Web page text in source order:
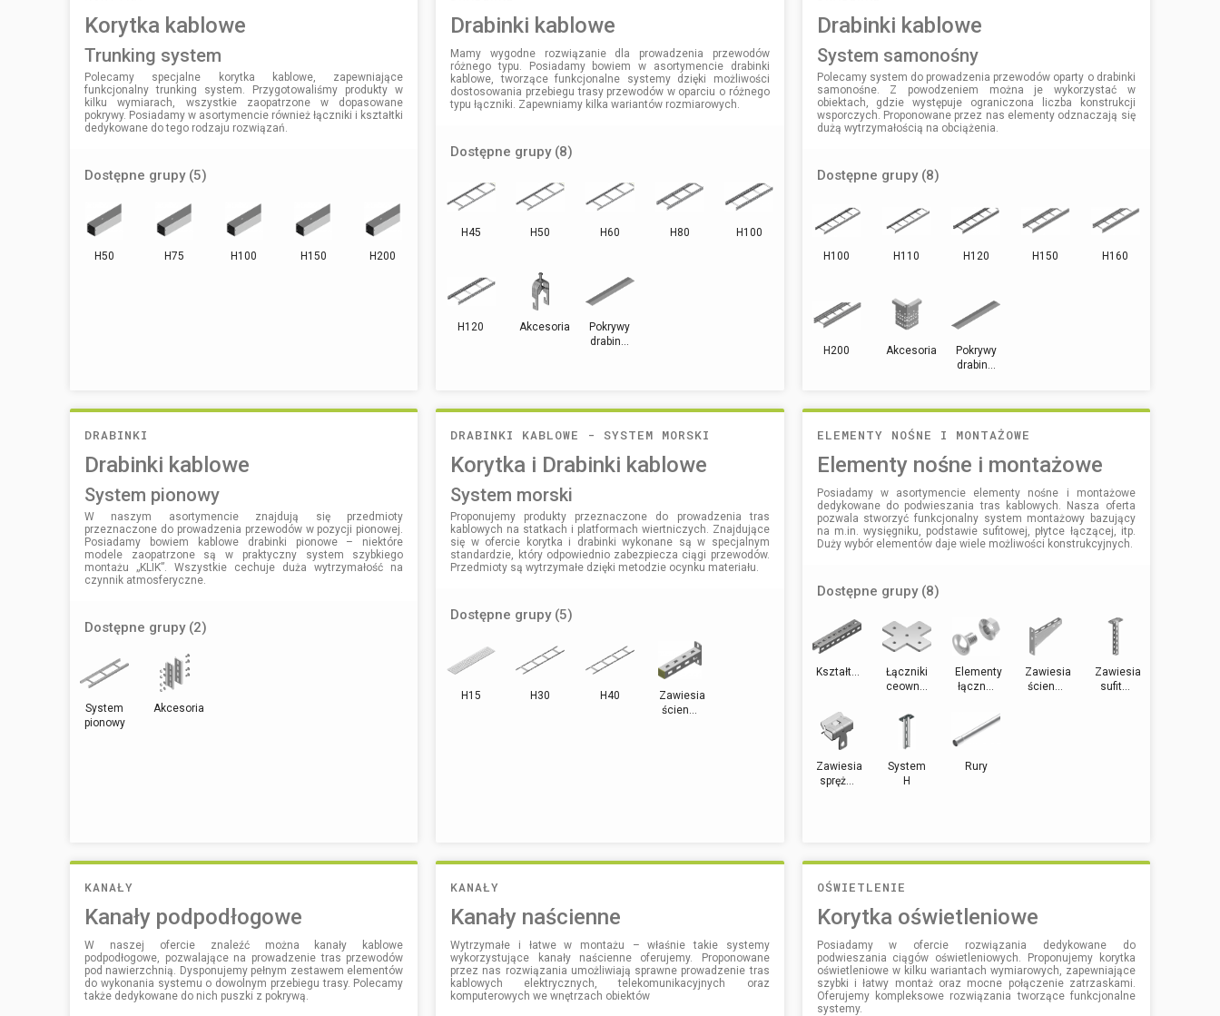
Korytka kablowe
trunking system
Polecamy specjalne korytka kablowe, zapewniające
funkcjonalny trunking system. Przygotowaliśmy produkty w
kilku wymiarach, wszystkie zaopatrzone w dopasowane
pokrywy. Posiadamy w asortymencie również łączniki i kształtki
dedykowane do tego rodzaju rozwiązań.
Dostępne grupy (5)
H50 H75 H100 H150 H200
Drabinki kablowe
Mamy wygodne rozwiązanie dla prowadzenia przewodów
różnego typu. Posiadamy bowiem w asortymencie drabinki
kablowe, tworzące funkcjonalne systemy dzięki możliwości
dostosowania przebiegu trasy przewodów w oparciu o różnego
typu łączniki. Zapewniamy kilka wariantów rozmiarowych.
Dostępne grupy (8)
H45 H50 H60 H80 H100
H120 Akcesoria
Pokrywy
drabin...
Drabinki kablowe
system samonośny
Polecamy system do prowadzenia przewodów oparty o drabinki
samonośne. Z powodzeniem można je wykorzystać w
obiektach, gdzie występuje ograniczona liczba konstrukcji
wsporczych. Proponowane przez nas elementy odznaczają się
dużą wytrzymałością na obciążenia.
Dostępne grupy (8)
H100 H110 H120 H150 H160
H200 Akcesoria
Pokrywy
drabin...
DRABINKI
Drabinki kablowe
system pionowy
W naszym asortymencie znajdują się przedmioty
przeznaczone do prowadzenia przewodów w pozycji pionowej.
Posiadamy bowiem kablowe drabinki pionowe – niektóre
modele zaopatrzone są w praktyczny system szybkiego
montażu „KLIK”. Wszystkie cechuje duża wytrzymałość na
czynnik atmosferyczne.
Dostępne grupy (2)
System
pionowy
Akcesoria
DRABINKI KABLOWE - SYSTEM MORSKI
Korytka i Drabinki kablowe
system morski
Proponujemy produkty przeznaczone do prowadzenia tras
kablowych na statkach i platformach wiertniczych. Znajdujące
się w ofercie korytka i drabinki wykonane są w specjalnym
standardzie, który odpowiednio zabezpiecza ciągi przewodów.
Przedmioty są wytrzymałe dzięki metodzie ocynku materiału.
Dostępne grupy (5)
H15 H30 H40
Zawiesia
ścien...
ELEMENTY NOŚNE I MONTAŻOWE
Elementy nośne i montażowe
Posiadamy w asortymencie elementy nośne i montażowe
dedykowane do podwieszania tras kablowych. Nasza oferta
pozwala stworzyć funkcjonalny system montażowy bazujący
na m.in. wysięgniku, podstawie sufitowej, płytce łączącej, itp.
Duży wybór elementów daje wiele możliwości konstrukcyjnych.
Dostępne grupy (8)
Kształt...
Łączniki
ceown...
Elementy
łączn...
Zawiesia
ścien...
Zawiesia
sufit...
Zawiesia
spręż...
System
H
Rury
KANAŁY
Kanały podpodłogowe
W naszej ofercie znaleźć można kanały kablowe
podpodłogowe, pozwalające na prowadzenie tras przewodów
pod nawierzchnią. Dysponujemy pełnym zestawem elementów
do wykonania systemu o dowolnym przebiegu trasy. Polecamy
także dedykowane do nich puszki z pokrywą.
KANAŁY
Kanały naścienne
Wytrzymałe i łatwe w montażu – właśnie takie systemy
wykorzystujące kanały naścienne oferujemy. Proponowane
przez nas rozwiązania umożliwiają sprawne prowadzenie tras
kablowych elektrycznych, telekomunikacyjnych oraz
komputerowych we wnętrzach obiektów
OŚWIETLENIE
Korytka oświetleniowe
Posiadamy w ofercie rozwiązania dedykowane do
podwieszania ciągów oświetleniowych. Proponujemy korytka
oświetleniowe w kilku wariantach wymiarowych, zapewniające
szybki i łatwy montaż oraz mocne połączenie zatrzaskami.
Oferujemy kompleksowe rozwiązania tworzące funkcjonalne
systemy.